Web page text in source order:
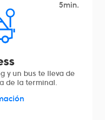
5min.
y un bus te lleva de
de la terminal.